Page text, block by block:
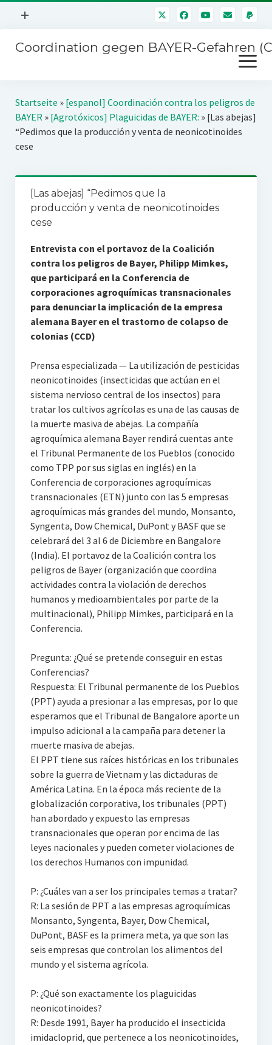
Menü
+
Mitmachen
Über uns
Kontakt
Coordination gegen BAYER-Gefahren
Menü
öffnen
Kampagnen
BAYER-Hauptversammlungen
Stichwort BAYER
Jahrestagung
SPENDEN
Startseite » [espanol] Coordinación contra los peligros de
BAYER» [Agrotóxicos] Plaguicidas de BAYER: » [Las abejas]
“Pedimos que la producción y venta de neonicotinoides
cese
[Las abejas] “Pedimos que la
producción y venta de neonicotinoides
cese
Entrevista con el portavoz de la Coalición
contra los peligros de Bayer, Philipp Mimkes,
que participará en la Conferencia de
corporaciones agroquímicas transnacionales
para denunciar la implicación de la empresa
alemana Bayer en el trastorno de colapso de
colonias (CCD)
Prensa especializada — La utilización de pesticidas
neonicotinoides (insecticidas que actúan en el
sistema nervioso central de los insectos) para
tratar los cultivos agrícolas es una de las causas de
la muerte masiva de abejas. La compañía
agroquímica alemana Bayer rendirá cuentas ante
el Tribunal Permanente de los Pueblos (conocido
como TPP por sus siglas en inglés) en la
Conferencia de corporaciones agroquímicas
transnacionales (ETN) junto con las 5 empresas
agroquímicas más grandes del mundo, Monsanto,
Syngenta, Dow Chemical, DuPont y BASF que se
celebrará del 3 al 6 de Diciembre en Bangalore
(India). El portavoz de la Coalición contra los
peligros de Bayer (organización que coordina
actividades contra la violación de derechos
humanos y medioambientales por parte de la
multinacional), Philipp Mimkes, participará en la
Conferencia.
Pregunta: ¿Qué se pretende conseguir en estas
Conferencias?
Respuesta: El Tribunal permanente de los Pueblos
(PPT) ayuda a presionar a las empresas, por lo que
esperamos que el Tribunal de Bangalore aporte un
impulso adicional a la campaña para detener la
muerte masiva de abejas.
El PPT tiene sus raíces históricas en los tribunales
sobre la guerra de Vietnam y las dictaduras de
América Latina. En la época más reciente de la
globalización corporativa, los tribunales (PPT)
han abordado y expuesto las empresas
transnacionales que operan por encima de las
leyes nacionales y pueden cometer violaciones de
los derechos Humanos con impunidad.
P: ¿Cuáles van a ser los principales temas a tratar?
R: La sesión de PPT a las empresas agroquímicas
Monsanto, Syngenta, Bayer, Dow Chemical,
DuPont, BASF es la primera meta, ya que son las
seis empresas que controlan los alimentos del
mundo y el sistema agrícola.
P: ¿Qué son exactamente los plaguicidas
neonicotinoides?
R: Desde 1991, Bayer ha producido el insecticida
imidacloprid, que pertenece a los neonicotinoides,